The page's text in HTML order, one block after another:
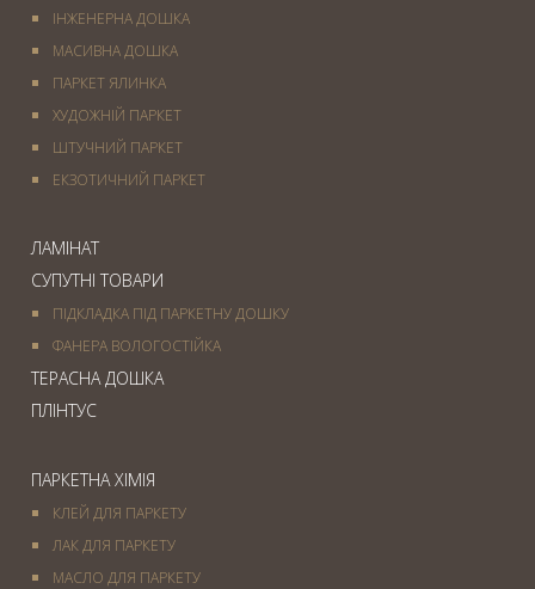
ІНЖЕНЕРНА ДОШКА
МАСИВНА ДОШКА
ПАРКЕТ ЯЛИНКА
ХУДОЖНІЙ ПАРКЕТ
ШТУЧНИЙ ПАРКЕТ
ЕКЗОТИЧНИЙ ПАРКЕТ
ЛАМІНАТ
СУПУТНІ ТОВАРИ
ПІДКЛАДКА ПІД ПАРКЕТНУ ДОШКУ
ФАНЕРА ВОЛОГОСТІЙКА
ТЕРАСНА ДОШКА
ПЛІНТУС
ПАРКЕТНА ХІМІЯ
КЛЕЙ ДЛЯ ПАРКЕТУ
ЛАК ДЛЯ ПАРКЕТУ
МАСЛО ДЛЯ ПАРКЕТУ